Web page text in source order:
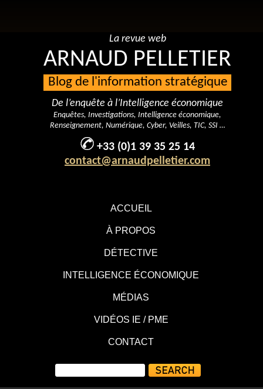
ACCUEIL
À PROPOS
DÉTECTIVE
INTELLIGENCE ÉCONOMIQUE
MÉDIAS
VIDÉOS IE / PME
CONTACT
La revue web
ARNAUD PELLETIER
Blog de l'information stratégique
De l’enquête à l’Intelligence économique
Enquêtes, Investigations, Intelligence économique,
Renseignement, Numérique, Cyber, Veilles, TIC, SSI …
+33 (0)1 39 35 25 14
contact@arnaudpelletier.com